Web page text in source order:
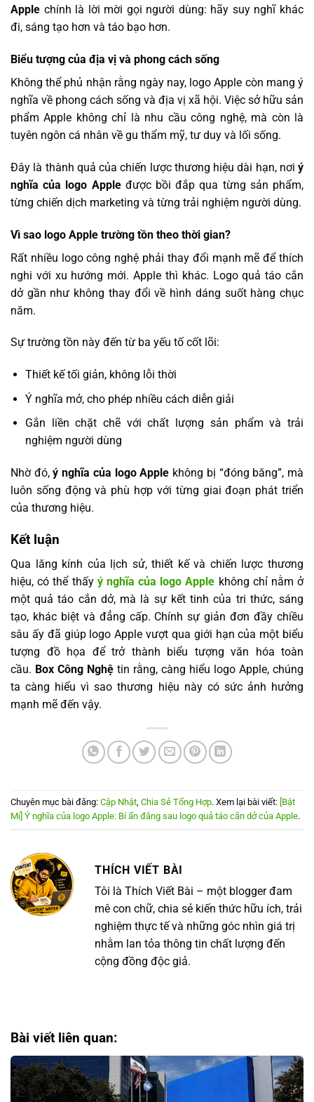
Apple chính là lời mời gọi người dùng: hãy suy nghĩ khác
đi, sáng tạo hơn và táo bạo hơn.
Biểu tượng của địa vị và phong cách sống
Không thể phủ nhận rằng ngày nay, logo Apple còn mang ý
nghĩa về phong cách sống và địa vị xã hội. Việc sở hữu sản
phẩm Apple không chỉ là nhu cầu công nghệ, mà còn là
tuyên ngôn cá nhân về gu thẩm mỹ, tư duy và lối sống.
Đây là thành quả của chiến lược thương hiệu dài hạn, nơi ý
nghĩa của logo Appleđược bồi đắp qua từng sản phẩm,
từng chiến dịch marketing và từng trải nghiệm người dùng.
Vì sao logo Apple trường tồn theo thời gian?
Rất nhiều logo công nghệ phải thay đổi mạnh mẽ để thích
nghi với xu hướng mới. Apple thì khác. Logo quả táo cắn
dở gần như không thay đổi về hình dáng suốt hàng chục
năm.
Sự trường tồn này đến từ ba yếu tố cốt lõi:
Thiết kế tối giản, không lỗi thời
Ý nghĩa mở, cho phép nhiều cách diễn giải
Gắn liền chặt chẽ với chất lượng sản phẩm và trải
nghiệm người dùng
Nhờ đó,ý nghĩa của logo Apple không bị “đóng băng”, mà
luôn sống động và phù hợp với từng giai đoạn phát triển
của thương hiệu.
Kết luận
Qua lăng kính của lịch sử, thiết kế và chiến lược thương
hiệu, có thể thấy ý nghĩa của logo Apple không chỉ nằm ở
một quả táo cắn dở, mà là sự kết tinh của tri thức, sáng
tạo, khác biệt và đẳng cấp. Chính sự giản đơn đầy chiều
sâu ấy đã giúp logo Apple vượt qua giới hạn của một biểu
tượng đồ họa để trở thành biểu tượng văn hóa toàn
cầu. Box Công Nghệ tin rằng, càng hiểu logo Apple, chúng
ta càng hiểu vì sao thương hiệu này có sức ảnh hưởng
mạnh mẽ đến vậy.
Chuyên mục bài đăng: Cập Nhật Chia Sẻ Tổng Hợp. Xem lại bài viết: [Bật
Mí] Ý nghĩa của logo Apple: Bí ẩn đằng sau logo quả táo cắn dở của Apple.
THÍCH VIẾT BÀI
Tôi là Thích Viết Bài – một blogger đam
mê con chữ, chia sẻ kiến thức hữu ích, trải
nghiệm thực tế và những góc nhìn giá trị
nhằm lan tỏa thông tin chất lượng đến
cộng đồng độc giả.
Bài viết liên quan: